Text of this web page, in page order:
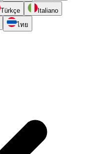
Türkçe
Italiano
ไทย